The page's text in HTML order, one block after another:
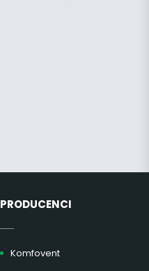
PRODUCENCI
Komfovent